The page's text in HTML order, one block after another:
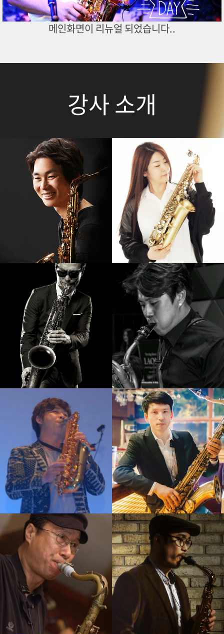
메인화면이 리뉴얼 되었습니다..
강사 소개
강기만
강의보기
임정윤
강의보기
정재현
강의보기
서현진
강의보기
노영현
강의보기
황인선
강의보기